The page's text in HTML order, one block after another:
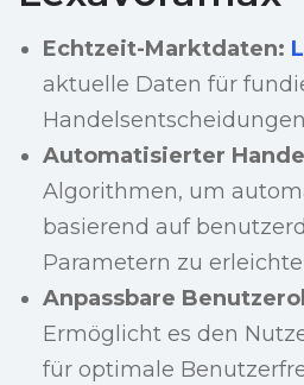
Echtzeit-Marktdaten:
aktuelle Daten für
Automatisierter
Algorithmen, um
basierend auf
Parametern zu
Anpassbare
Ermöglicht es den
für optimale